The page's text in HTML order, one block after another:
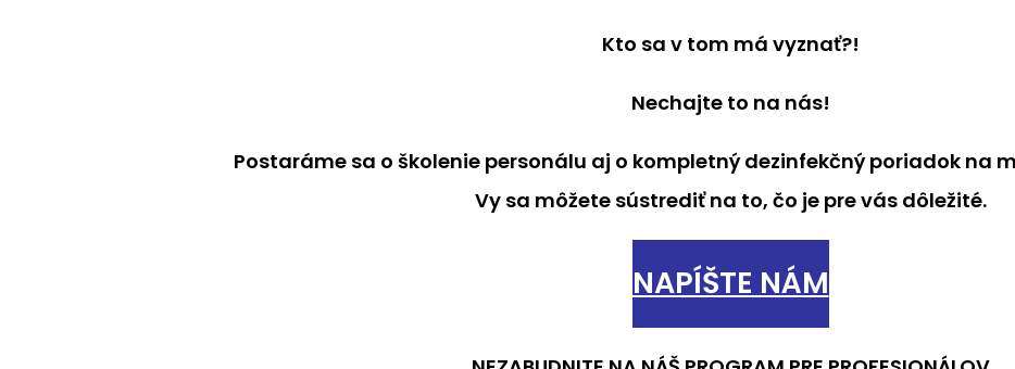
Kto sa v tom má vyznať?!
Nechajte to na nás!
Postaráme sa o školenie personálu aj o kompletný dezinfekčný poriadok na
Vy sa môžete sústrediť na to, čo je pre vás dôležité.
NAPÍŠTE NÁM